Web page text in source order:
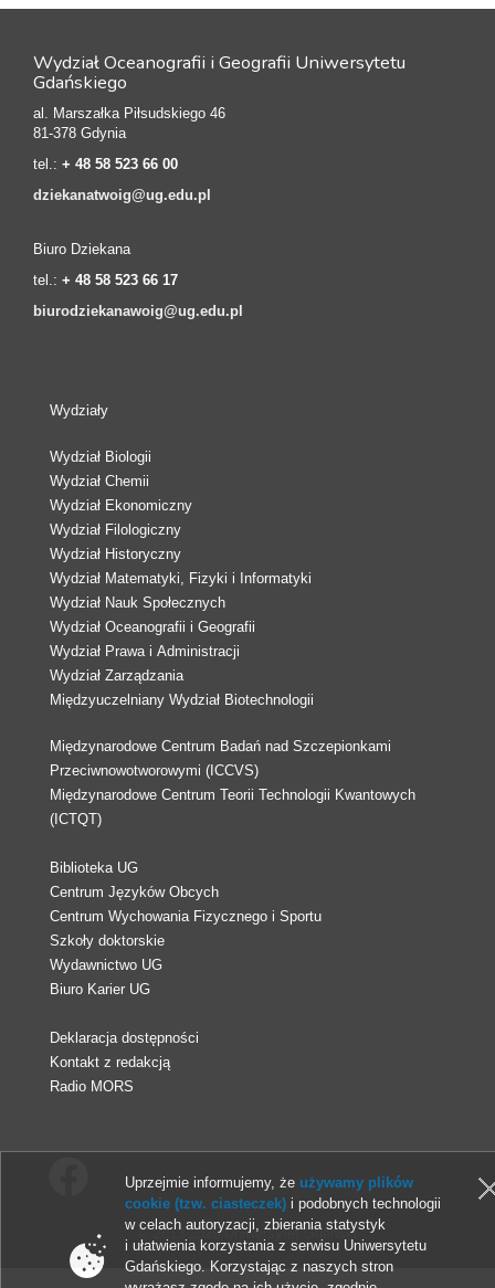
Wydział Oceanografii i Geografii Uniwersytetu
Gdańskiego
al. Marszałka Piłsudskiego 46
81-378 Gdynia
tel.: + 48 58 523 66 00
dziekanatwoig@ug.edu.pl
Biuro Dziekana
tel.: + 48 58 523 66 17
biurodziekanawoig@ug.edu.pl
Wydziały
Wydział Biologii
Wydział Chemii
Wydział Ekonomiczny
Wydział Filologiczny
Wydział Historyczny
Wydział Matematyki, Fizyki i Informatyki
Wydział Nauk Społecznych
Wydział Oceanografii i Geografii
Wydział Prawa i Administracji
Wydział Zarządzania
Międzyuczelniany Wydział Biotechnologii
Międzynarodowe Centrum Badań nad Szczepionkami
Przeciwnowotworowymi (ICCVS)
Międzynarodowe Centrum Teorii Technologii Kwantowych
(ICTQT)
Biblioteka UG
Centrum Języków Obcych
Centrum Wychowania Fizycznego i Sportu
Szkoły doktorskie
Wydawnictwo UG
Biuro Karier UG
Deklaracja dostępności
Kontakt z redakcją
Radio MORS
© 2013-2026 Uniwersytet Gdański
Uprzejmie informujemy, że używamy plików
cookie (tzw. ciasteczek) i podobnych technologii
w celach autoryzacji, zbierania statystyk
i ułatwienia korzystania z serwisu Uniwersytetu
Gdańskiego. Korzystając z naszych stron